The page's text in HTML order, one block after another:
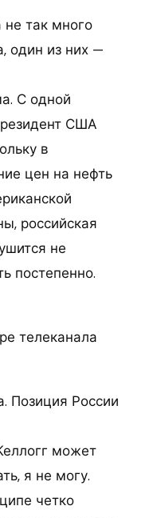
так много
один из них —
С одной
США
в
цен на нефть
российская
не
постепенно.
телеканала
Позиция России
может
я не могу.
четко